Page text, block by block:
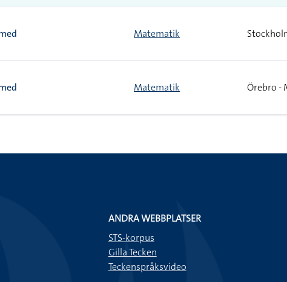
Matematik
Matematik Örebro -
ANDRA WEBBPLATSER
STS-korpus
Gilla Tecken
Teckenspråksvideo